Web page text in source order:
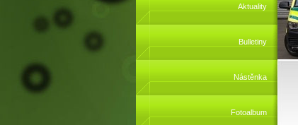
Aktuality
Bulletiny
Nástěnka
Fotoalbum